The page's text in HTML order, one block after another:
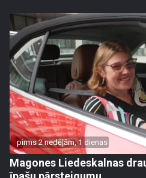
pirms 2 nedēļām, 1 dienas
Magones Liedeskalnas